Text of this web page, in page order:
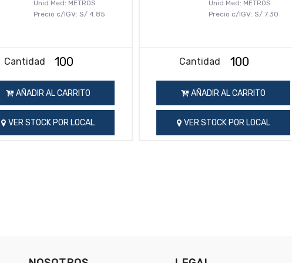
Unid.Med: METROS
Precio c/IGV: S/ 4.85
Cantidad
AÑADIR AL CARRITO
VER STOCK POR LOCAL
Unid.Med: METROS
Precio c/IGV: S/ 7.30
Cantidad
AÑADIR AL CARRITO
VER STOCK POR LOCAL